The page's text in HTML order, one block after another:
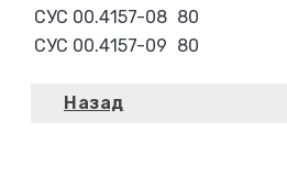
СУС 00.4157-08 80
СУС 00.4157-09 80